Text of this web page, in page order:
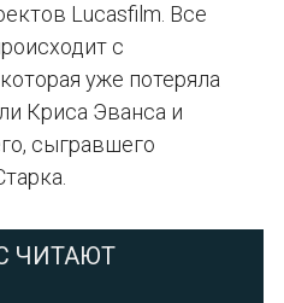
Lucasfilm. Все
с
уже потеряла
Криса Эванса и
сыгравшего
ЧИТАЮТ